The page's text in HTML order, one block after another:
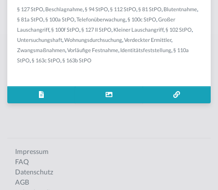
§ 127 StPO Beschlagnahme § 94 StPO § 112 StPO § 81 StPO Blutentnahme
§ 81a StPO § 100a StPO Telefonüberwachung § 100c StPO Großer
Lauschangriff, § 100f StPO § 127 II StPO Kleiner Lauschangriff, § 102 StPO
Untersuchungshaft Wohnungsdurchsuchung Verdeckter Ermittler,
Zwangsmaßnahmen Vorläufige Festnahme Identitätsfeststellung § 110a
StPO § 163c StPO § 163b StPO
Impressum
FAQ
Datenschutz
AGB